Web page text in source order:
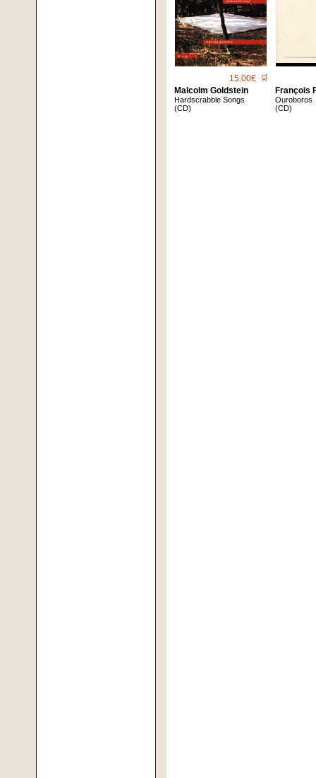
15.00€ 🛒
Malcolm Goldstein
Hardscrabble Songs
(CD)
François
Ouroboros
(CD)